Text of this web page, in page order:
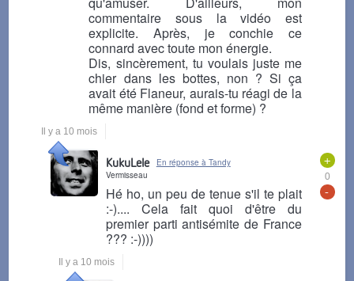
commentaire sous la vidéo est
explicite. Après, je conchie ce
connard avec toute mon énergie.
Dis, sincèrement, tu voulais juste me
chier dans les bottes, non ? Si ça
avait été Flaneur, aurais-tu réagi de la
même manière (fond et forme) ?
Il y a 10 mois
+
0
-
KukuLele
En réponse à Tandy
Vermisseau
Hé ho, un peu de tenue s'il te plait
:-).... Cela fait quoi d'être du
premier parti antisémite de France
??? :-))))
Il y a 10 mois